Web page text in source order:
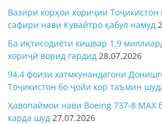
Вазири корҳои хориҷии
сафири нави Кувайтро қабул намуд
Ба иқтисодиёти кишвар 1,9
хориҷӣ ворид гардид 28.07.2026
94,4 фоизи хатмкунандагони
Тоҷикистон бо ҷойи кор таъмин
Ҳавопаймои нави Boeing 737-8 MAX
карда шуд 27.07.2026